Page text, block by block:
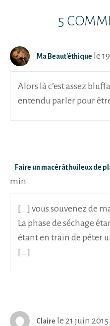
5
Ma Beaut'éthique le
Alors là c’est assez
entendu parler pour
Faire un macérât huileux de
min
[…] vous souvenez de
La phase de séchage
étant en train de péter
[…]
Claire le 21 juin